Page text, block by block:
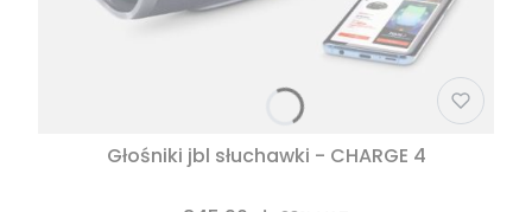
Głośniki jbl słuchawki - CHARGE 4